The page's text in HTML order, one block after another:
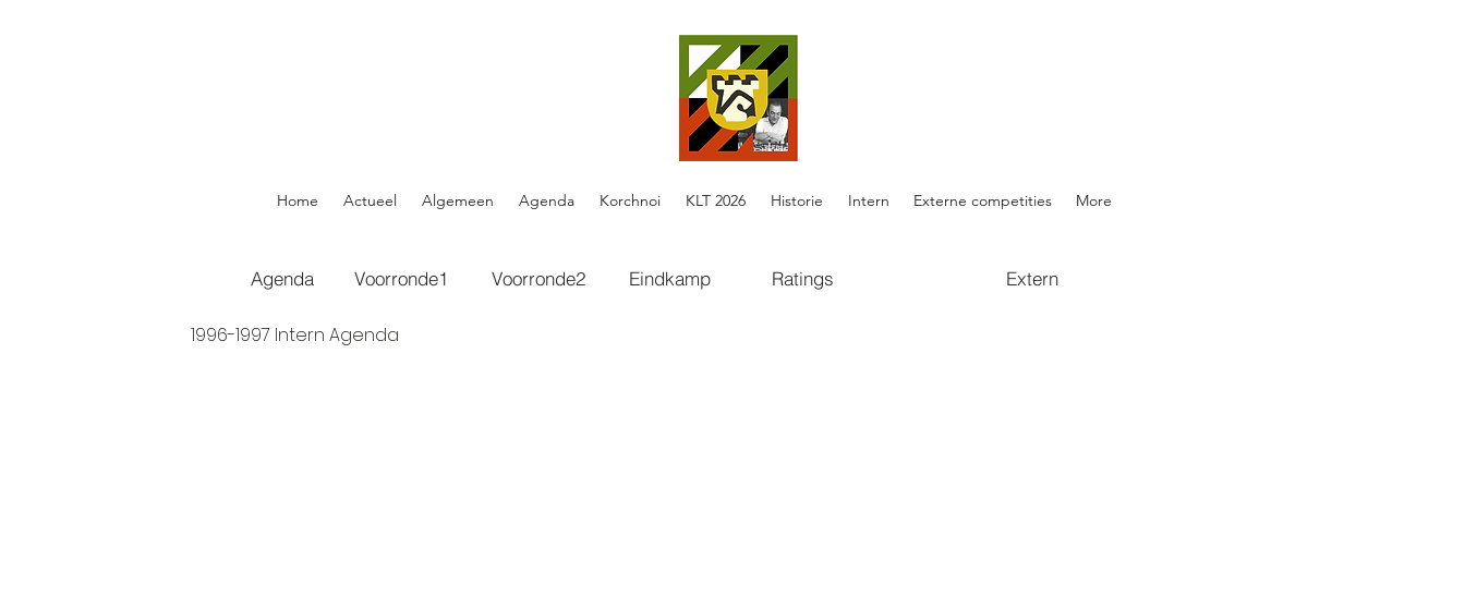
Home Actueel Algemeen Agenda Korchnoi KLT 2026 Historie Intern Externe competities More
Agenda Voorronde1 Voorronde2 Eindkamp Ratings Extern
1996-1997 Intern Agenda